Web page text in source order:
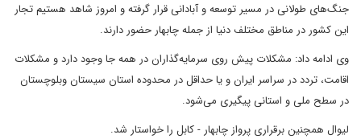
جنگ‌های طولانی در مسیر توسعه و آبادانی قرار گرفته و امروز شاهد هستیم تجار
این کشور در مناطق مختلف دنیا از جمله چابهار حضور دارند.
وی ادامه داد: مشکلات پیش روی سرمایه‌گذاران در همه جا وجود دارد و مشکلات
اقامت، تردد در سراسر ایران و یا حداقل در محدوده استان سیستان وبلوچستان
در سطح ملی و استانی پیگیری می‌شود.
لیوال همچنین برقراری پرواز چابهار - کابل را خواستار شد.